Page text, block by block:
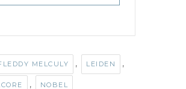
MELCULY , LEIDEN ,
, NOBEL